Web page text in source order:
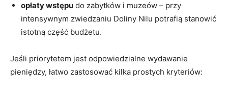
opłaty wstępu do zabytków i muzeów – przy
intensywnym zwiedzaniu Doliny Nilu potrafią stanowić
istotną część budżetu.
Jeśli priorytetem jest odpowiedzialne wydawanie
pieniędzy, łatwo zastosować kilka prostych kryteriów: